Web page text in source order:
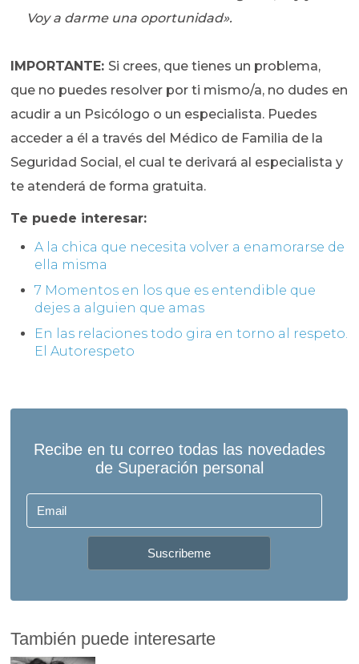
Voy a darme una oportunidad».
IMPORTANTE: Si crees, que tienes un problema,
que no puedes resolver por ti mismo/a, no dudes en
acudir a un Psicólogo o un especialista. Puedes
acceder a él a través del Médico de Familia de la
Seguridad Social, el cual te derivará al especialista y
te atenderá de forma gratuita.
Te puede interesar:
A la chica que necesita volver a enamorarse de
ella misma
7 Momentos en los que es entendible que
dejes a alguien que amas
En las relaciones todo gira en torno al respeto.
El Autorespeto
También puede interesarte